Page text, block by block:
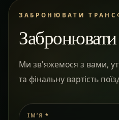
ЗАБРОНЮВАТИ
Ми зв'яжемося з вами,
та фінальну вартість
ІМ’Я *